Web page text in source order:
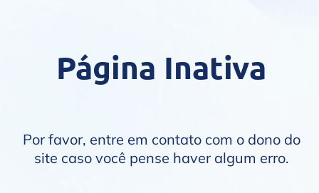
Página Inativa
Por favor, entre em contato com o dono do
site caso você pense haver algum erro.